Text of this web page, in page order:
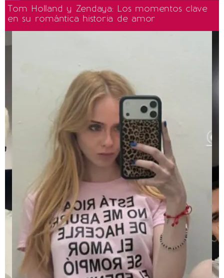
Tom Holland y Zendaya: Los momentos clave
en su romántica historia de amor